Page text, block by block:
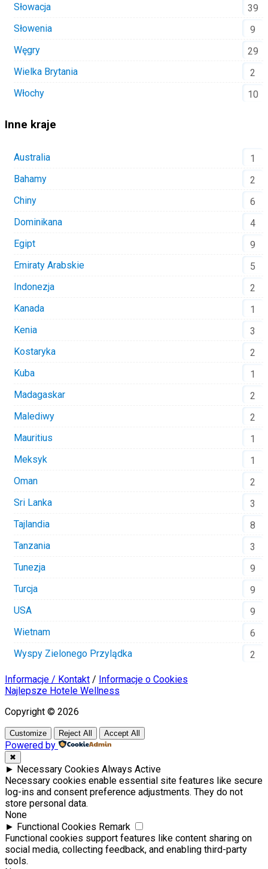
Słowacja
39
Słowenia
9
Węgry
29
Wielka Brytania
2
Włochy
10
Inne kraje
Australia
1
Bahamy
2
Chiny
6
Dominikana
4
Egipt
9
Emiraty Arabskie
5
Indonezja
2
Kanada
1
Kenia
3
Kostaryka
2
Kuba
1
Madagaskar
2
Malediwy
2
Mauritius
1
Meksyk
1
Oman
2
Sri Lanka
3
Tajlandia
8
Tanzania
3
Tunezja
9
Turcja
9
USA
9
Wietnam
6
Wyspy Zielonego Przylądka
2
Informacje / Kontakt / Informacje o Cookies
Najlepsze Hotele Wellness
Copyright © 2026
Customize Reject All Accept All
Powered by
✖
► Necessary Cookies Always Active
Necessary cookies enable essential site features like secure
log-ins and consent preference adjustments. They do not
store personal data.
None
► Functional Cookies Remark
Functional cookies support features like content sharing on
social media, collecting feedback, and enabling third-party
tools.